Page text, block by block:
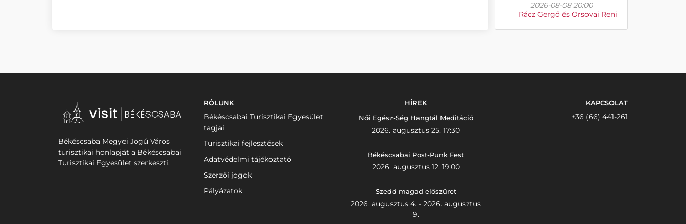
2026-08-08 20:00
Rácz Gergő és Orsovai Reni
Békéscsaba Megyei Jogú Város
turisztikai honlapját a Békéscsabai
Turisztikai Egyesület szerkeszti.
RÓLUNK
Békéscsabai Turisztikai Egyesület
tagjai
Turisztikai fejlesztések
Adatvédelmi tájékoztató
Szerzői jogok
Pályázatok
HÍREK
Női Egész-Ség Hangtál Meditáció
2026. augusztus 25. 17:30
Békéscsabai Post-Punk Fest
2026. augusztus 12. 19:00
Szedd magad előszüret
2026. augusztus 4. - 2026. augusztus
9.
KAPCSOLAT
+36 (66) 441-261